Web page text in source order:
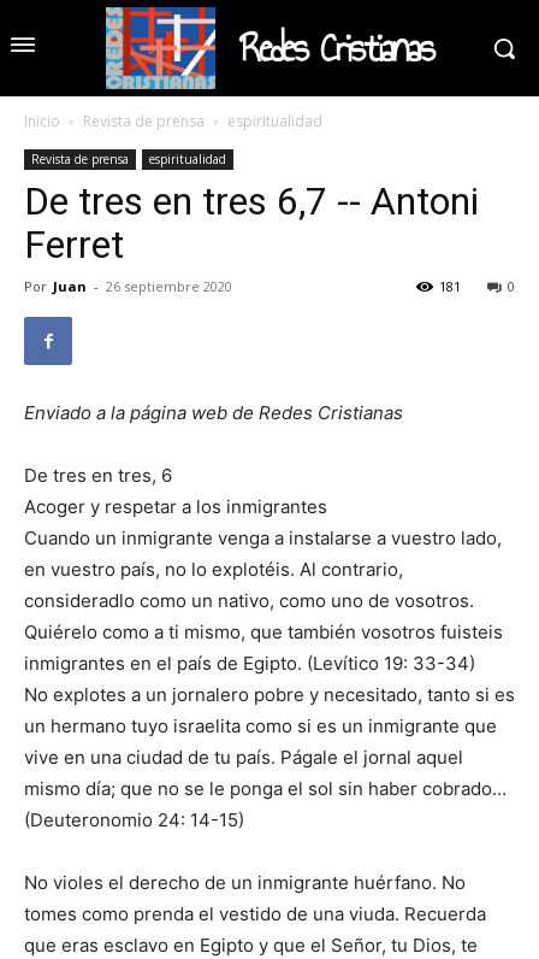
Redes Cristianas
Inicio Revista de prensa espiritualidad
Revista de prensa espiritualidad
De tres en tres 6,7 -- Antoni
Ferret
Por Juan - 26 septiembre 2020 0
181
Enviado a la página web de Redes Cristianas
De tres en tres, 6
Acoger y respetar a los inmigrantes
Cuando un inmigrante venga a instalarse a vuestro lado,
en vuestro país, no lo explotéis. Al contrario,
consideradlo como un nativo, como uno de vosotros.
Quiérelo como a ti mismo, que también vosotros fuisteis
inmigrantes en el país de Egipto. (Levítico 19: 33-34)
No explotes a un jornalero pobre y necesitado, tanto si es
un hermano tuyo israelita como si es un inmigrante que
vive en una ciudad de tu país. Págale el jornal aquel
mismo día; que no se le ponga el sol sin haber cobrado…
(Deuteronomio 24: 14-15)
No violes el derecho de un inmigrante huérfano. No
tomes como prenda el vestido de una viuda. Recuerda
que eras esclavo en Egipto y que el Señor, tu Dios, te